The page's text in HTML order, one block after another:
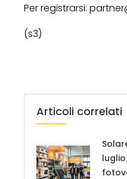
Per registrarsi:
(s3)
Articoli correlati